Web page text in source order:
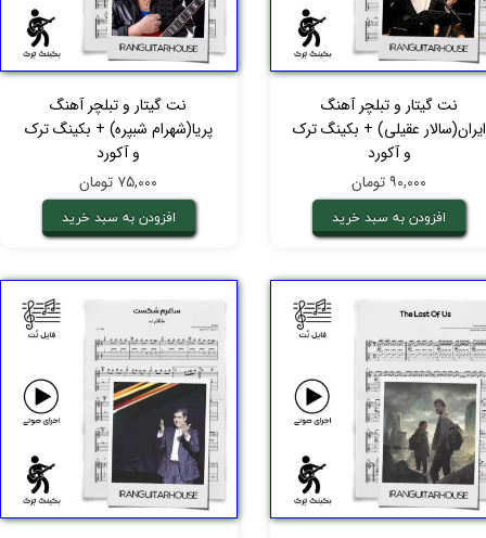
نت گیتار و تبلچر آهنگ
ایران(سالار عقیلی) + بکینگ ترک
و آکورد
۹۰,۰۰۰ تومان
افزودن به سبد خرید
نت گیتار و تبلچر آهنگ
پریا(شهرام شبپره) + بکینگ ترک
و آکورد
۷۵,۰۰۰ تومان
افزودن به سبد خرید